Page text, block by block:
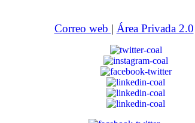
Correo web | Área Privada 2.0